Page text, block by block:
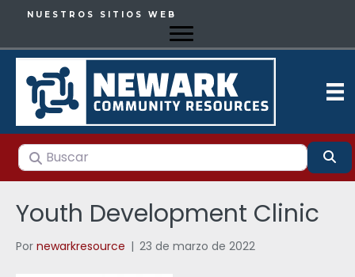
NUESTROS SITIOS WEB
Buscar
Youth Development Clinic
Por newarkresource | 23 de marzo de 2022